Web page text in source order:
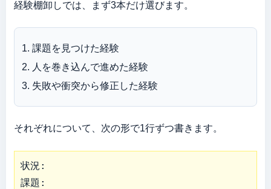
経験棚卸しでは、まず3本だけ選びます。
課題を見つけた経験
人を巻き込んで進めた経験
失敗や衝突から修正した経験
それぞれについて、次の形で1行ずつ書きます。
状況:
課題: